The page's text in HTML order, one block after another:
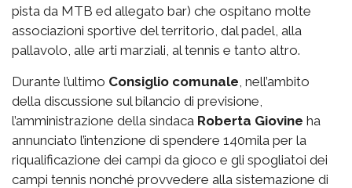
pista da MTB ed allegato bar) che ospitano molte
associazioni sportive del territorio, dal padel, alla
pallavolo, alle arti marziali, al tennis e tanto altro.
Durante l’ultimo Consiglio comunale , nell’ambito
della discussione sul bilancio di previsione,
l’amministrazione della sindaca Roberta Giovine ha
annunciato l’intenzione di spendere 140mila per la
riqualificazione dei campi da gioco e gli spogliatoi dei
campi tennis nonché provvedere alla sistemazione di